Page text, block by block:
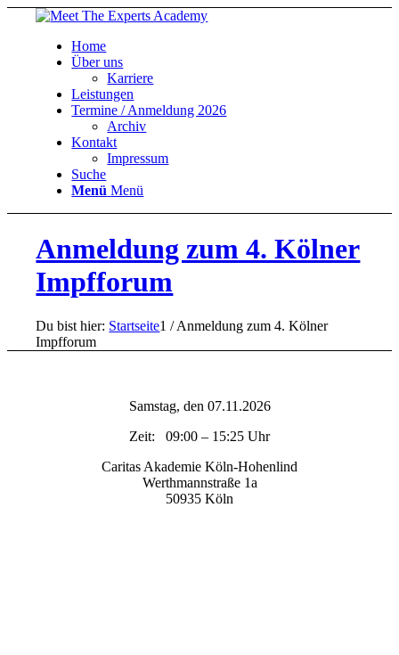
Home
Über uns
Karriere
Leistungen
Termine / Anmeldung 2026
Archiv
Kontakt
Impressum
Suche
Menü Menü
Anmeldung zum 4. Kölner
Impfforum
Du bist hier: Startseite1 / Anmeldung zum 4. Kölner
Impfforum
Samstag, den 07.11.2026
Zeit: 09:00 – 15:25 Uhr
Caritas Akademie Köln-Hohenlind
Werthmannstraße 1a
50935 Köln